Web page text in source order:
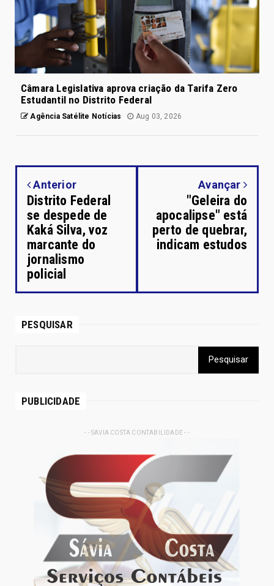
Câmara Legislativa aprova criação da Tarifa Zero
Estudantil no Distrito Federal
Agência Satélite Notícias Aug 03, 2026
Anterior
Distrito Federal
se despede de
Kaká Silva, voz
marcante do
jornalismo
policial
Avançar
"Geleira do
apocalipse" está
perto de quebrar,
indicam estudos
PESQUISAR
PUBLICIDADE
- - SAVIA COSTA CONTABILIDADE - -